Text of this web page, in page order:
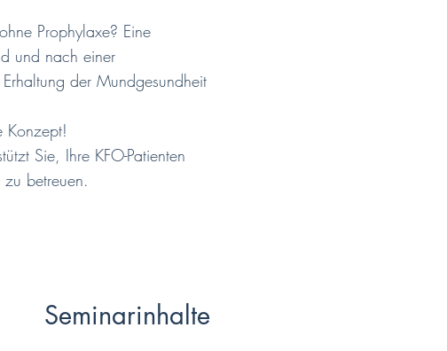
Prophylaxe? Eine
und nach einer
der Mundgesundheit
Konzept!
Sie, Ihre KFO-Patienten
betreuen.
Seminarinhalte